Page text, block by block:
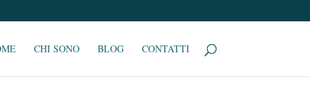
CHI SONO BLOG CONTATTI